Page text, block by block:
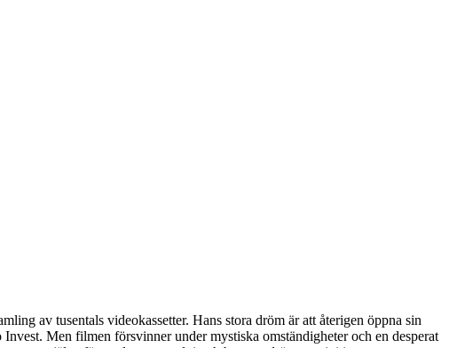
av tusentals videokassetter. Hans stora dröm är att återigen öppna sin
Men filmen försvinner under mystiska omständigheter och en desperat